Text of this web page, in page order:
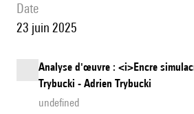
date
23 juin 2025
Analyse d'œuvre : <i>Encre
Trybucki - Adrien Trybucki
undefined